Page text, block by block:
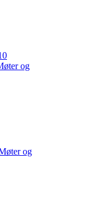
og
og